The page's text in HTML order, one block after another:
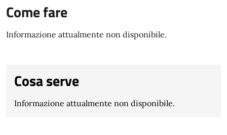
Come fare
Informazione attualmente non disponibile.
Cosa serve
Informazione attualmente non disponibile.